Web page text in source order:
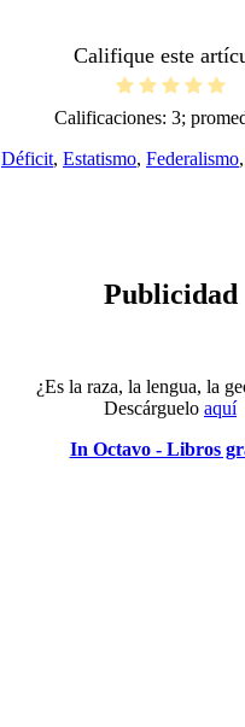
Califique este
Calificaciones: 3;
Déficit, Estatismo, Federalismo,
Publicidad
¿Es la raza, la lengua, la
Descárguelo aquí
In Octavo - Libros